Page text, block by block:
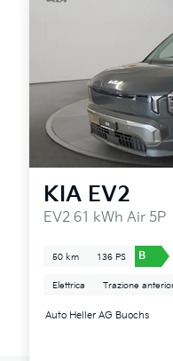
KIA EV2
EV2 61 kWh Air 5P
50 km 136 PS B
Elettrica Trazione
Auto Heller AG Buochs